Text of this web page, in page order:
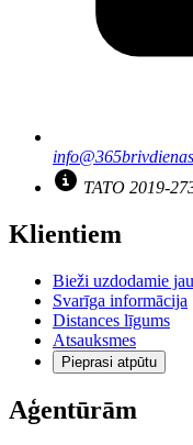
TATO 2019-
Klientiem
Bieži uzdodamie
Svarīga informācija
Distances līgums
Atsauksmes
Pieprasi atpūtu
Aģentūrām